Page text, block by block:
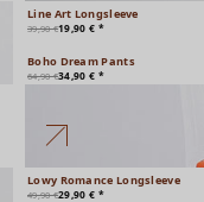
Line Art Longsleeve
39,90 €19,90 € *
Boho Dream Pants
64,90 €34,90 € *
Lowy Romance Longsleeve
49,90 €29,90 € *